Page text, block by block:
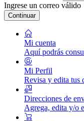
Ingrese un correo válido
Continuar
Mi cuenta
Aquí podrás
Mi Perfil
Revisa y edita tus
Direcciones de
Agrega, edita y/o